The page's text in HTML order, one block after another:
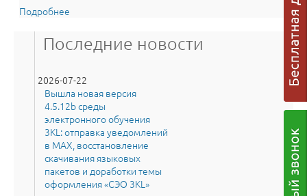
Подробнее
Последние новости
2026-07-22
Вышла новая версия
4.5.12b среды
электронного обучения
3KL: отправка уведомлений
в MAX, восстановление
скачивания языковых
пакетов и доработки темы
оформления «СЭО 3KL»